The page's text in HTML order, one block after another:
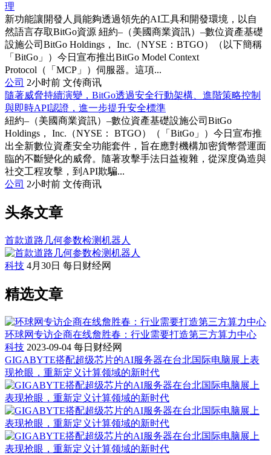
理
新功能讓開發人員能夠透過領先的AI工具和開發環境，以自
然語言存取BitGo資源 紐約–（美國商業資訊）–數位資產基礎
設施公司BitGo Holdings， Inc.（NYSE：BTGO）（以下簡稱
「BitGo」）今日宣布推出BitGo Model Context
Protocol（「MCP」）伺服器。這項...
公司 2小时前 文传商讯
隨著威脅持續演變，BitGo透過安全行動架構、進階策略控制
與即時API認證，進一步提升安全標準
紐約–（美國商業資訊）–數位資產基礎設施公司BitGo
Holdings， Inc.（NYSE： BTGO）（「BitGo」）今日宣布推
出全新數位資產安全功能套件，旨在應對機構加密貨幣營運面
臨的不斷變化的威脅。隨著攻擊手法日益複雜，從深度偽造與
社交工程攻擊，到API欺騙...
公司 2小时前 文传商讯
头条文章
首款道路几何参数检测机器人
科技 4月30日 每日财经网
精选文章
环球网专访企商在线詹胜春：行业需要打造第三方算力中心
科技 2023-09-04 每日财经网
GIGABYTE搭配超级芯片的AI服务器在台北国际电脑展上表
现抢眼，重新定义计算领域的新时代